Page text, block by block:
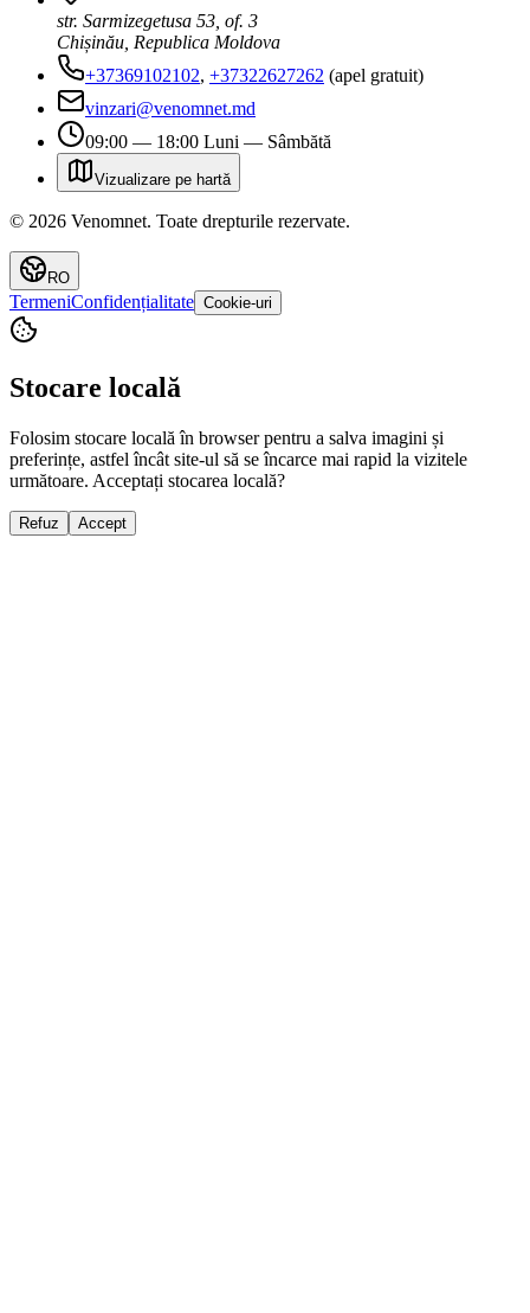
str. Sarmizegetusa 53, of. 3
Chișinău, Republica Moldova
+37369102102, +37322627262 (apel gratuit)
vinzari@venomnet.md
09:00 — 18:00 Luni — Sâmbătă
Vizualizare pe hartă
© 2026 Venomnet. Toate drepturile rezervate.
RO
TermeniConfidențialitate Cookie-uri
Stocare locală
Folosim stocare locală în browser pentru a salva imagini și
preferințe, astfel încât site-ul să se încarce mai rapid la vizitele
următoare. Acceptați stocarea locală?
Refuz Accept